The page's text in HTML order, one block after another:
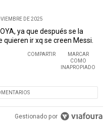
DE 2025
ya que después se la
ir xq se creen Messi.
COMPARTIR
MARCAR
COMO
INAPROPIADO
Gestionado por